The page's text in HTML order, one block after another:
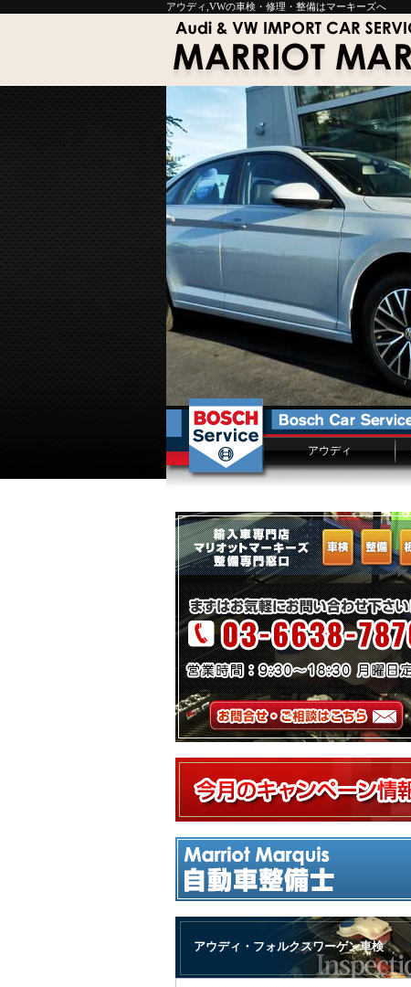
アウディ,VWの車検・修理・整備はマーキーズへ
アウディ
アウディ・フォルクスワーゲン車検